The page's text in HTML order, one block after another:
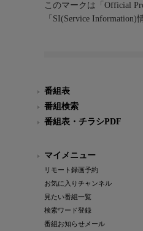
このマークは「Official
「SI(Service
番組表
番組検索
番組表・チラシPDF
マイメニュー
リモート録画予約
お気に入りチャンネル
見たい番組一覧
検索ワード登録
番組お知らせメール